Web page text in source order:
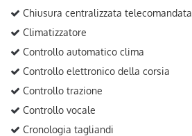
Chiusura centralizzata telecomandata
Climatizzatore
Controllo automatico clima
Controllo elettronico della corsia
Controllo trazione
Controllo vocale
Cronologia tagliandi